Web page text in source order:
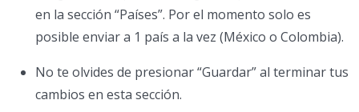
en la sección “Países”. Por el momento solo es
posible enviar a 1 país a la vez (México o Colombia).
No te olvides de presionar “Guardar” al terminar tus
cambios en esta sección.